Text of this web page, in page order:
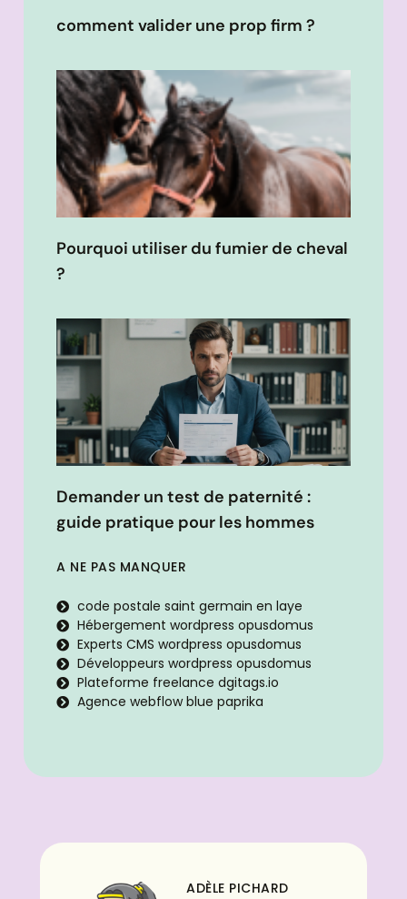
comment valider une prop firm ?
Pourquoi utiliser du fumier de cheval
?
Demander un test de paternité :
guide pratique pour les hommes
A NE PAS MANQUER
code postale saint germain en laye
Hébergement wordpress opusdomus
Experts CMS wordpress opusdomus
Développeurs wordpress opusdomus
Plateforme freelance dgitags.io
Agence webflow blue paprika
ADÈLE PICHARD